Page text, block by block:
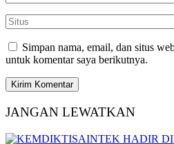
Simpan nama, email, dan situs
untuk komentar saya berikutnya.
JANGAN LEWATKAN